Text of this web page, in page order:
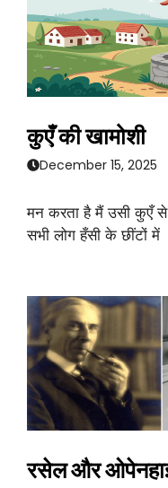
कुएँ की खामोशी
December 15, 2025
मन करता है मैं उसी कुएँ से
सभी लोग हँसी के छींटों में
रसेल और